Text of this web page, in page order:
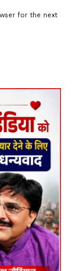
for the next